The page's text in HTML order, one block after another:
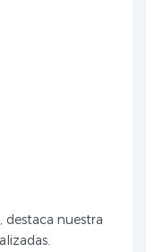
destaca nuestra